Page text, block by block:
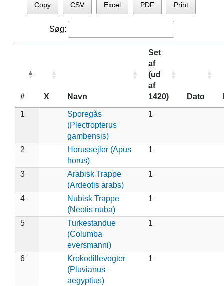
Copy CSV Excel PDF Print
Søg:
# X Navn
Set
af
(ud
af
1420)
Dato
1
Sporegås
(Plectropterus
gambensis)
1
2
Horussejler (Apus
horus)
1
3
Arabisk Trappe
(Ardeotis arabs)
1
4
Nubisk Trappe
(Neotis nuba)
1
5
Turkestandue
(Columba
eversmanni)
1
6
Krokodillevogter
(Pluvianus
aegyptius)
1